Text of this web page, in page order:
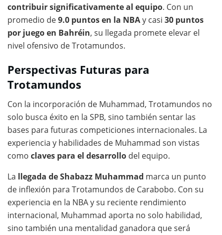
contribuir significativamente al equipo. Con un
promedio de9.0 puntos en la NBAy casi 30 puntos
por juego en Bahréin, su llegada promete elevar el
nivel ofensivo de Trotamundos.
Perspectivas Futuras para
Trotamundos
Con la incorporación de Muhammad, Trotamundos no
solo busca éxito en la SPB, sino también sentar las
bases para futuras competiciones internacionales. La
experiencia y habilidades de Muhammad son vistas
como claves para el desarrollo del equipo.
La llegada de Shabazz Muhammad marca un punto
de inflexión para Trotamundos de Carabobo. Con su
experiencia en la NBA y su reciente rendimiento
internacional, Muhammad aporta no solo habilidad,
sino también una mentalidad ganadora que será